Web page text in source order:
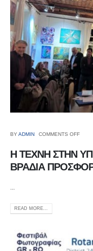
BYADMIN COMMENTS OFF
Η ΤΕΧΝΗ ΣΤΗΝ
ΒΡΑΔΙΑ
...
READ MORE...